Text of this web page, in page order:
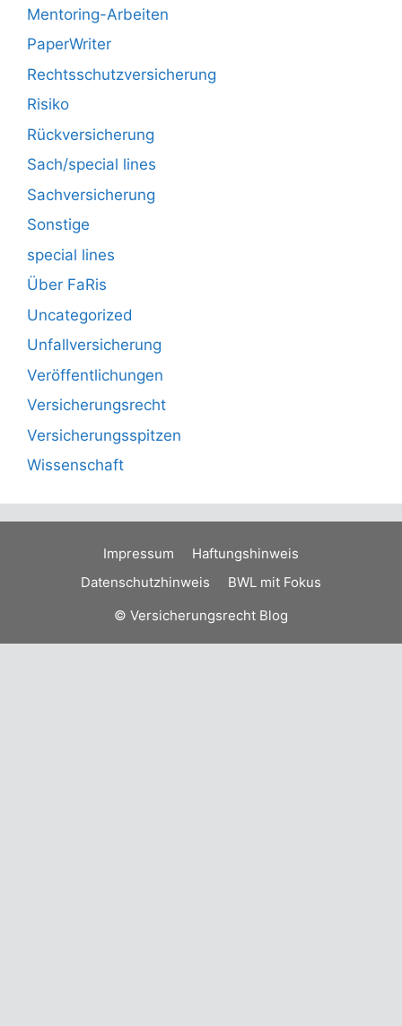
Mentoring-Arbeiten
PaperWriter
Rechtsschutzversicherung
Risiko
Rückversicherung
Sach/special lines
Sachversicherung
Sonstige
special lines
Über FaRis
Uncategorized
Unfallversicherung
Veröffentlichungen
Versicherungsrecht
Versicherungsspitzen
Wissenschaft
Impressum
Haftungshinweis
Datenschutzhinweis
BWL mit Fokus
© Versicherungsrecht Blog